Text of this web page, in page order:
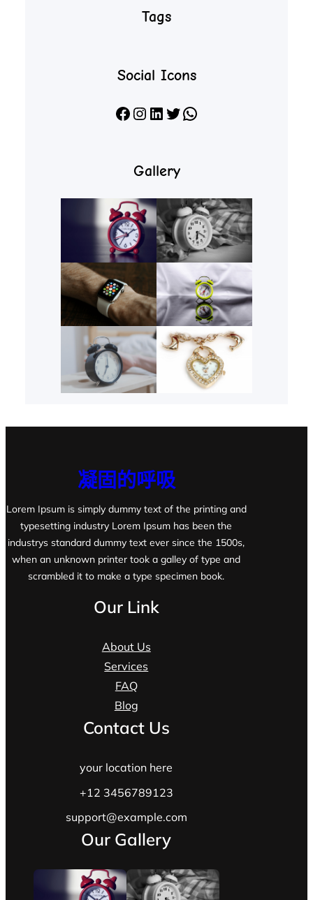
Tags
Social Icons
Facebook Instagram LinkedIn X WhatsApp
Gallery
凝固的呼吸
Lorem Ipsum is simply dummy text of the printing and
typesetting industry Lorem Ipsum has been the
industrys standard dummy text ever since the 1500s,
when an unknown printer took a galley of type and
scrambled it to make a type specimen book.
Our Link
About Us
Services
FAQ
Blog
Contact Us
your location here
+12 3456789123
support@example.com
Our Gallery